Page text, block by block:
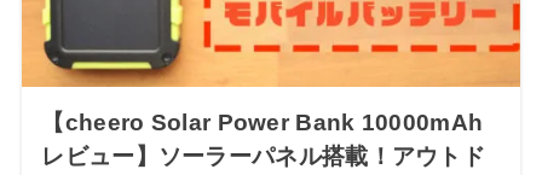
【cheero Solar Power Bank 10000mAh
レビュー】ソーラーパネル搭載！アウトド